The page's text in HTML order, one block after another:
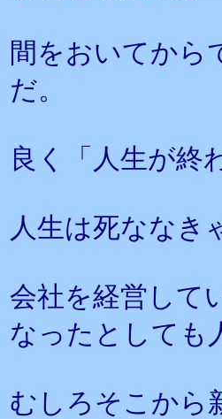
間をおいてから
だ。
良く「人生が終
人生は死ななき
会社を経営して
なったとしても
むしろそこから